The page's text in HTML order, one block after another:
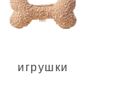
игрушки